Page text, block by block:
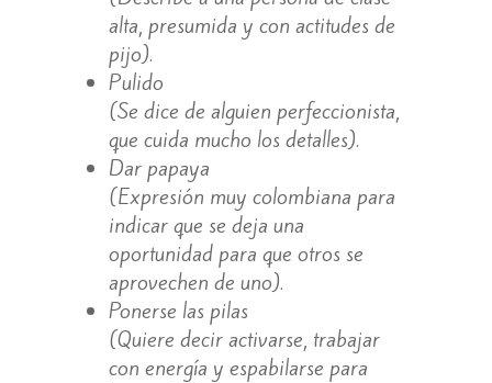
alta, presumida y con actitudes de
pijo).
Pulido
(Se dice de alguien perfeccionista,
que cuida mucho los detalles).
Dar papaya
(Expresión muy colombiana para
indicar que se deja una
oportunidad para que otros se
aprovechen de uno).
Ponerse las pilas
(Quiere decir activarse, trabajar
con energía y espabilarse para